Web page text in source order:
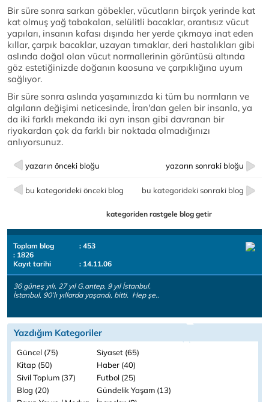
Bir süre sonra sarkan göbekler, vücutların birçok yerinde kat
kat olmuş yağ tabakaları, selülitli bacaklar, orantısız vücut
yapıları, insanın kafası dışında her yerde çıkmaya inat eden
kıllar, çarpık bacaklar, uzayan tırnaklar, deri hastalıkları gibi
aslında doğal olan vücut normallerinin görüntüsü altında
göz estetiğinizde doğanın kaosuna ve çarpıklığına uyum
sağlıyor.
Bir süre sonra aslında yaşamınızda ki tüm bu normların ve
algıların değişimi neticesinde, İran'dan gelen bir insanla, ya
da iki farklı mekanda iki ayrı insan gibi davranan bir
riyakardan çok da farklı bir noktada olmadığınızı
anlıyorsunuz.
yazarın önceki bloğu yazarın sonraki bloğu
bu kategorideki önceki blog bu kategorideki sonraki blog
kategoriden rastgele blog getir
Toplam blog
: 453
: 1826
Kayıt tarihi
: 14.11.06
36 güneş yılı. 27 yıl G.antep, 9 yıl İstanbul.
İstanbul, 90’lı yıllarda yaşandı, bitti. Hep şe..
Yazdığım Kategoriler
Güncel (75)
Siyaset (65)
Kitap (50)
Haber (40)
Sivil Toplum (37)
Futbol (25)
Blog (20)
Gündelik Yaşam (13)